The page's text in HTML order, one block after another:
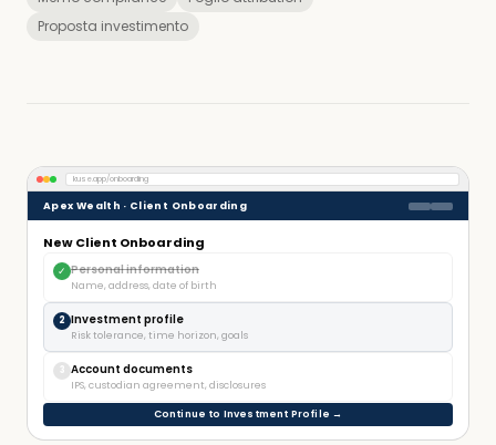
Proposta investimento
kuse.app/onboarding
Apex Wealth · Client Onboarding
New Client Onboarding
✓ Personal information
Name, address, date of birth
2 Investment profile
Risk tolerance, time horizon, goals
Account documents
IPS, custodian agreement, disclosures
Continue to Investment Profile →